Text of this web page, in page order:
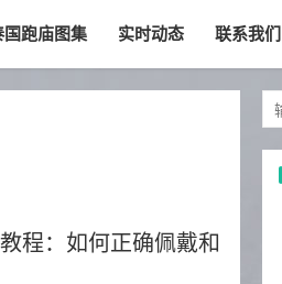
国跑庙图集 实时动态 联系我们
程：如何正确佩戴和